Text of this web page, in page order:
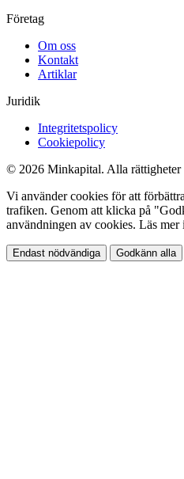
Företag
Om oss
Kontakt
Artiklar
Juridik
Integritetspolicy
Cookiepolicy
© 2026 Minkapital. Alla rättigheter
Vi använder cookies för att
trafiken. Genom att klicka på
användningen av cookies. Läs mer
Endast nödvändiga Godkänn alla